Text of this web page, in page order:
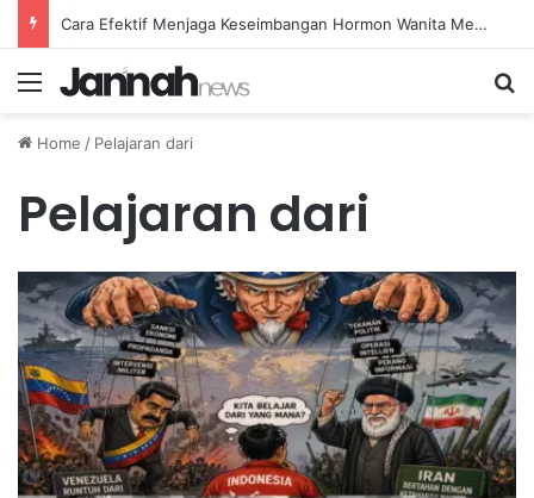
Cara Efektif Menjaga Keseimbangan Hormon Wanita Menjelang Menopause
Menu
Home / Pelajaran dari
Pelajaran dari